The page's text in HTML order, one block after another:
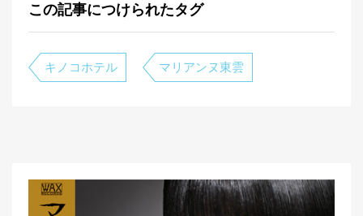
この記事につけられたタグ
キノコホテル マリアンヌ東雲